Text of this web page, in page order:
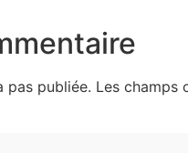
pas publiée. Les champs